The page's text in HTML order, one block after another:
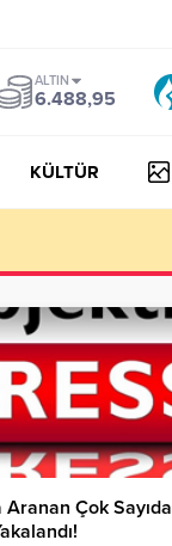
ALTIN
6.488,95
KÜLTÜR
Yapıldı!
Aranan Çok Sayıda